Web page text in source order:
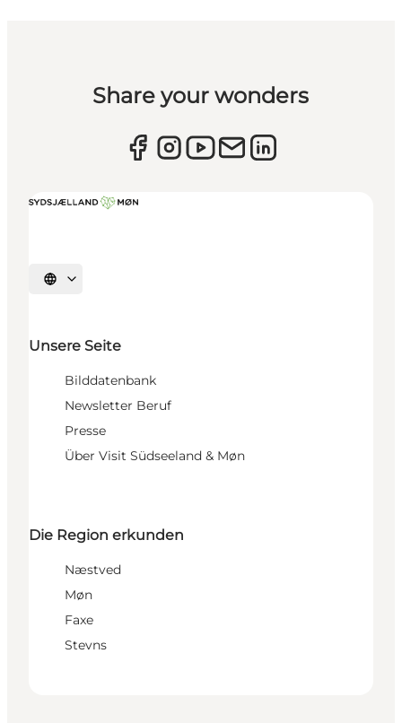
Share your wonders
Sprache auswählen
Unsere Seite
Bilddatenbank
Newsletter Beruf
Presse
Über Visit Südseeland & Møn
Die Region erkunden
Næstved
Møn
Faxe
Stevns